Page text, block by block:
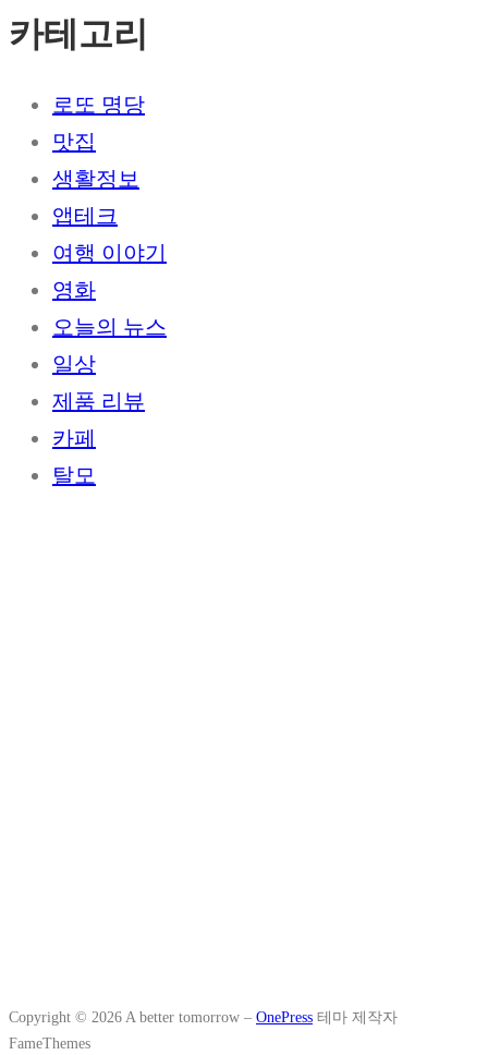
카테고리
로또 명당
맛집
생활정보
앱테크
여행 이야기
영화
오늘의 뉴스
일상
제품 리뷰
카페
탈모
Copyright © 2026 A better tomorrow – OnePress 테마 제작자
FameThemes